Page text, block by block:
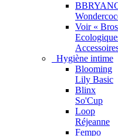
Voir «
Hygiène intime
Blooming
Lily Basic
Blinx
So'Cup
Loop
Réjeanne
Fempo